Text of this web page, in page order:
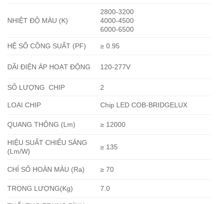
NHIỆT ĐỘ MÀU (K)
2800-3200
4000-4500
6000-6500
HỆ SỐ CỒNG SUẤT (PF) ≥ 0.95
DÃI ĐIỆN ÁP HOẠT ĐỘNG 120-277V
SỐ LƯỢNG CHIP 2
LOẠI CHIP Chip LED COB-BRIDGELUX
QUANG THÔNG (Lm) ≥ 12000
HIỆU SUẤT CHIẾU SÁNG
(Lm/W)
≥ 135
CHỈ SỐ HOÀN MÀU (Ra) ≥ 70
TRỌNG LƯỢNG(Kg) 7.0